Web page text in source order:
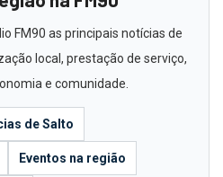
FM90 as principais notícias de
local, prestação de serviço,
e comunidade.
de Salto
Eventos na região